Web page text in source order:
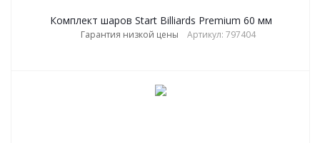
Комплект шаров Start Billiards Premium 60 мм
Гарантия низкой цены Артикул: 797404